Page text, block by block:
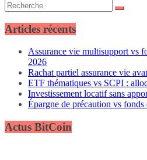
Articles récents
Assurance vie multisupport vs
2026
Rachat partiel assurance vie
ETF thématiques vs SCPI :
Investissement locatif sans
Épargne de précaution vs
Actus BitCoin